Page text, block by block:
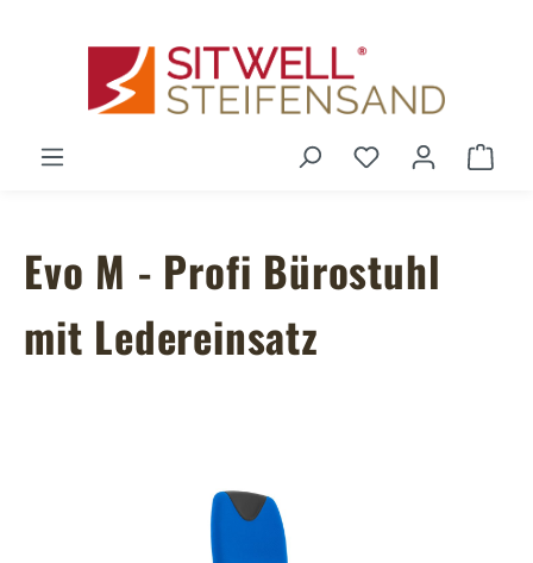
Du hast 0
Evo M - Profi Bürostuhl
mit Ledereinsatz
Bildergalerie überspringen